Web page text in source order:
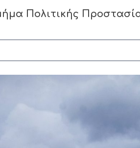
Πολιτικής